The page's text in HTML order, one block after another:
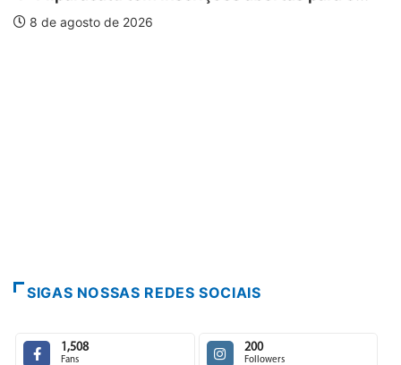
8 de agosto de 2026
SIGAS NOSSAS REDES SOCIAIS
1,508
Fans
200
Followers